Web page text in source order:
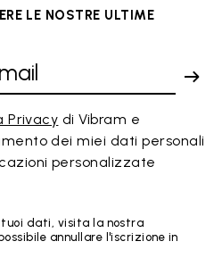
LE NOSTRE ULTIME
Privacy di Vibram e
dei miei dati personali
personalizzate
dati, visita la nostra
annullare l'iscrizione in